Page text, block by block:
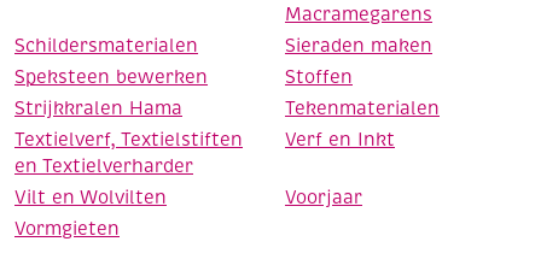
Macramegarens
Schildersmaterialen
Sieraden maken
Speksteen bewerken
Stoffen
Strijkkralen Hama
Tekenmaterialen
Textielverf, Textielstiften
en Textielverharder
Verf en Inkt
Vilt en Wolvilten
Voorjaar
Vormgieten